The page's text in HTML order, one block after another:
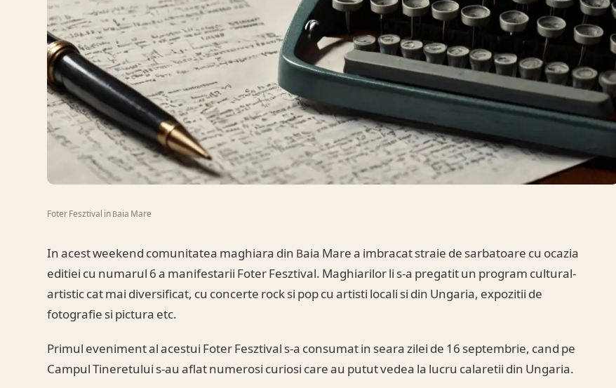
Foter Fesztival in Baia Mare
In acest weekend comunitatea maghiara din Baia Mare a imbracat straie de sarbatoare cu ocazia
editiei cu numarul 6 a manifestarii Foter Fesztival. Maghiarilor li s-a pregatit un program cultural-
artistic cat mai diversificat, cu concerte rock si pop cu artisti locali si din Ungaria, expozitii de
fotografie si pictura etc.
Primul eveniment al acestui Foter Fesztival s-a consumat in seara zilei de 16 septembrie, cand pe
Campul Tineretului s-au aflat numerosi curiosi care au putut vedea la lucru calaretii din Ungaria.